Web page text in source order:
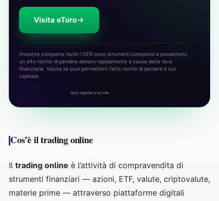
Visita eToro
Investire comporta rischi: i CFD sono strumenti complessi e presentano
un alto rischio di perdere denaro rapidamente a causa della leva
finanziaria. Valuta se puoi permetterti l’alto rischio di perdere il tuo
capitale.
Your capital is at risk.
Cos’è il trading online
Il trading online è l’attività di compravendita di
strumenti finanziari — azioni, ETF, valute, criptovalute,
materie prime — attraverso piattaforme digitali